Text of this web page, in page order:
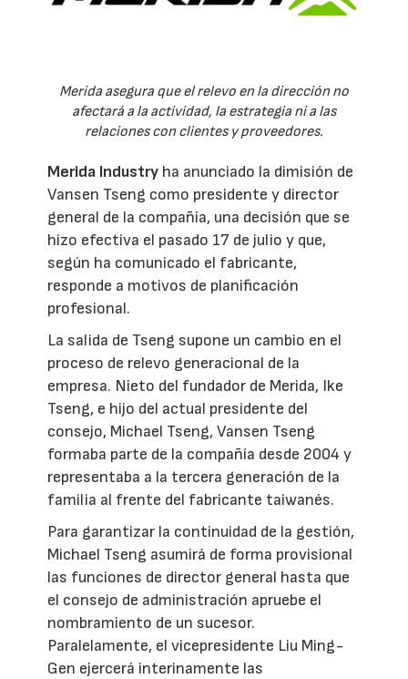
Merida asegura que el relevo en la dirección no
afectará a la actividad, la estrategia ni a las
relaciones con clientes y proveedores.
Merida Industry ha anunciado la dimisión de
Vansen Tseng como presidente y director
general de la compañía, una decisión que se
hizo efectiva el pasado 17 de julio y que,
según ha comunicado el fabricante,
responde a motivos de planificación
profesional.
La salida de Tseng supone un cambio en el
proceso de relevo generacional de la
empresa. Nieto del fundador de Merida, Ike
Tseng, e hijo del actual presidente del
consejo, Michael Tseng, Vansen Tseng
formaba parte de la compañía desde 2004 y
representaba a la tercera generación de la
familia al frente del fabricante taiwanés.
Para garantizar la continuidad de la gestión,
Michael Tseng asumirá de forma provisional
las funciones de director general hasta que
el consejo de administración apruebe el
nombramiento de un sucesor.
Paralelamente, el vicepresidente Liu Ming-
Gen ejercerá interinamente las